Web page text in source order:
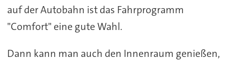
auf der Autobahn ist das Fahrprogramm
"Comfort" eine gute Wahl.
Dann kann man auch den Innenraum genießen,